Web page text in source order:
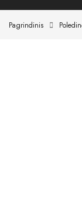
Pagrindinis